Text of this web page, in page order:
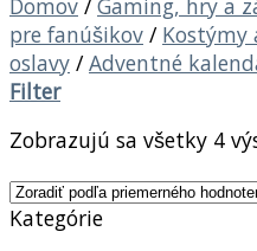
pre fanúšikov / Kostýmy
oslavy / Adventné
Filter
Zobrazujú sa všetky 4
Kategórie